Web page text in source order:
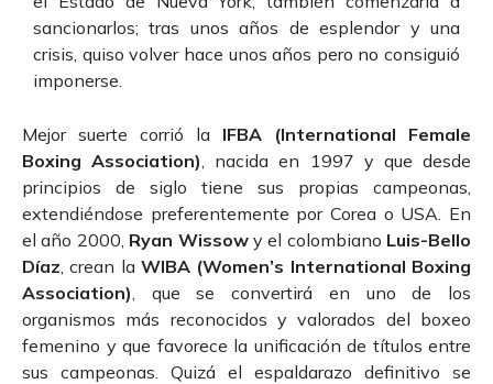
sancionarlos; tras unos años de esplendor y una
crisis, quiso volver hace unos años pero no consiguió
imponerse.
Mejor suerte corrió la IFBA (International Female
Boxing Association)
, nacida en 1997 y que desde
principios de siglo tiene sus propias campeonas,
extendiéndose preferentemente por Corea o USA. En
el año 2000, Ryan Wissowy el colombiano Luis-Bello
Díaz , crean la WIBA (Women’s International Boxing
Association) , que se convertirá en uno de los
organismos más reconocidos y valorados del boxeo
femenino y que favorece la unificación de títulos entre
sus campeonas. Quizá el espaldarazo definitivo se